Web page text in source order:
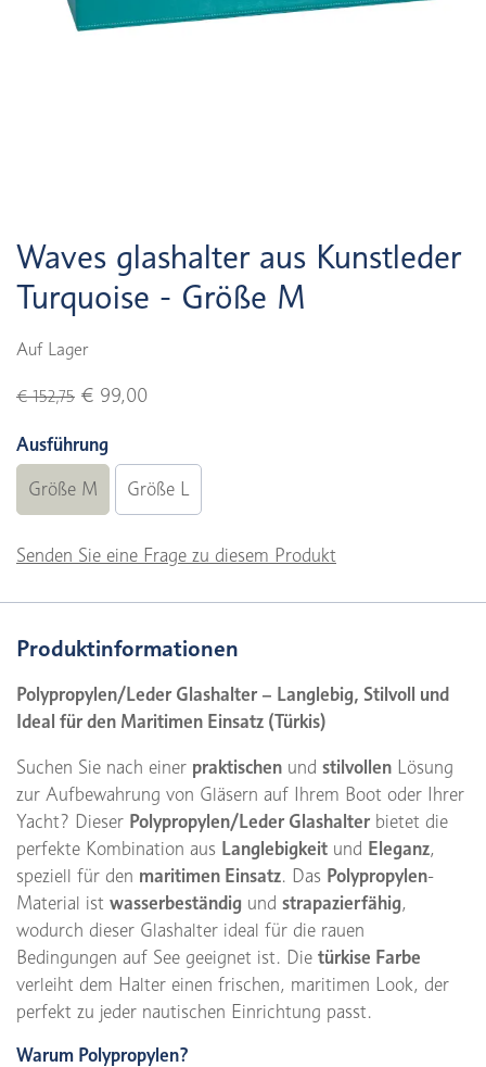
Waves glashalter aus Kunstleder
Turquoise - Größe M
Auf Lager
€ 152,75 € 99,00
Ausführung
Größe M Größe L
Senden Sie eine Frage zu diesem Produkt
Produktinformationen
Polypropylen/Leder Glashalter – Langlebig, Stilvoll und
Ideal für den Maritimen Einsatz (Türkis)
Suchen Sie nach einer praktischen und stilvollen Lösung
zur Aufbewahrung von Gläsern auf Ihrem Boot oder Ihrer
Yacht? Dieser Polypropylen/Leder Glashalterbietet die
perfekte Kombination aus Langlebigkeit und Eleganz,
speziell für den maritimen Einsatz. Das Polypropylen-
Material ist wasserbeständig und strapazierfähig,
wodurch dieser Glashalter ideal für die rauen
Bedingungen auf See geeignet ist. Die türkise Farbe
verleiht dem Halter einen frischen, maritimen Look, der
perfekt zu jeder nautischen Einrichtung passt.
Warum Polypropylen?